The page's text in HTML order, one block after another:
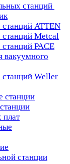
станций
ATTEN
Metcal
PACE
вакуумного
станций Weller
станции
плат
станции